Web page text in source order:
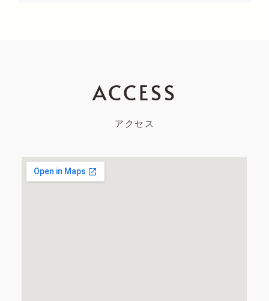
ACCESS
アクセス